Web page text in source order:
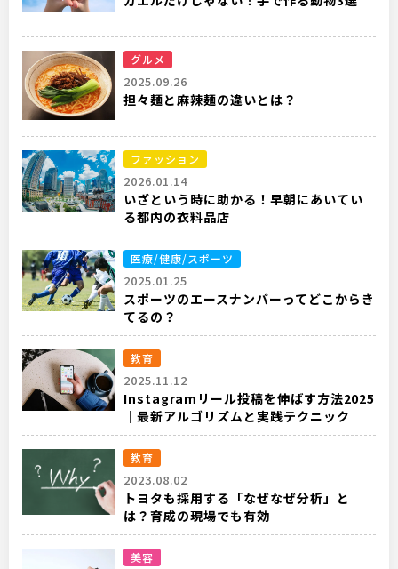
グルメ
2025.09.26
担々麺と麻辣麺の違いとは？
ファッション
2026.01.14
いざという時に助かる！早朝にあいてい
る都内の衣料品店
医療/健康/スポーツ
2025.01.25
スポーツのエースナンバーってどこからき
てるの？
教育
2025.11.12
Instagramリール投稿を伸ばす方法2025
｜最新アルゴリズムと実践テクニック
教育
2023.08.02
トヨタも採用する「なぜなぜ分析」と
は？育成の現場でも有効
美容